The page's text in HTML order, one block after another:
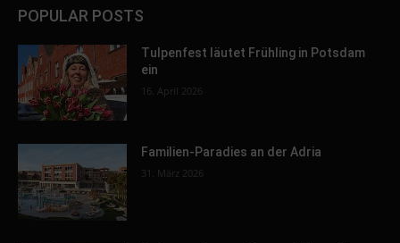
POPULAR POSTS
Tulpenfest läutet Frühling in Potsdam
ein
16. April 2026
Familien-Paradies an der Adria
31. März 2026